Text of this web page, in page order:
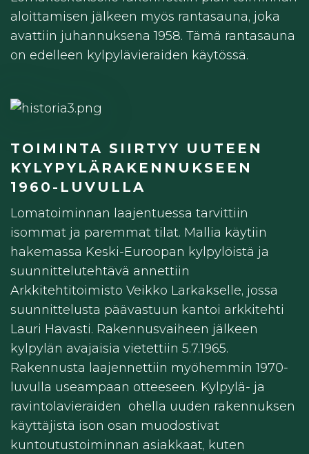
aloittamisen jälkeen myös rantasauna, joka
avattiin juhannuksena 1958. Tämä rantasauna
on edelleen kylpylävieraiden käytössä.
TOIMINTA SIIRTYY UUTEEN
KYLYPYLÄRAKENNUKSEEN
1960-LUVULLA
Lomatoiminnan laajentuessa tarvittiin
isommat ja paremmat tilat. Mallia käytiin
hakemassa Keski-Euroopan kylpylöistä ja
suunnittelutehtävä annettiin
Arkkitehtitoimisto Veikko Larkakselle, jossa
suunnittelusta päävastuun kantoi arkkitehti
Lauri Havasti. Rakennusvaiheen jälkeen
kylpylän avajaisia vietettiin 5.7.1965.
Rakennusta laajennettiin myöhemmin 1970-
luvulla useampaan otteeseen. Kylpylä- ja
ravintolavieraiden ohella uuden rakennuksen
käyttäjistä ison osan muodostivat
kuntoutustoiminnan asiakkaat, kuten